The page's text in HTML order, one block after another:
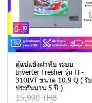
ตู้แช่แข็งฝาทึบ ระบบ
Inverter Fresher รุ่น FF-
310IVT ขนาด 10.9 Q ( รับ
ประกันนาน 5 ปี )
15,990 THB